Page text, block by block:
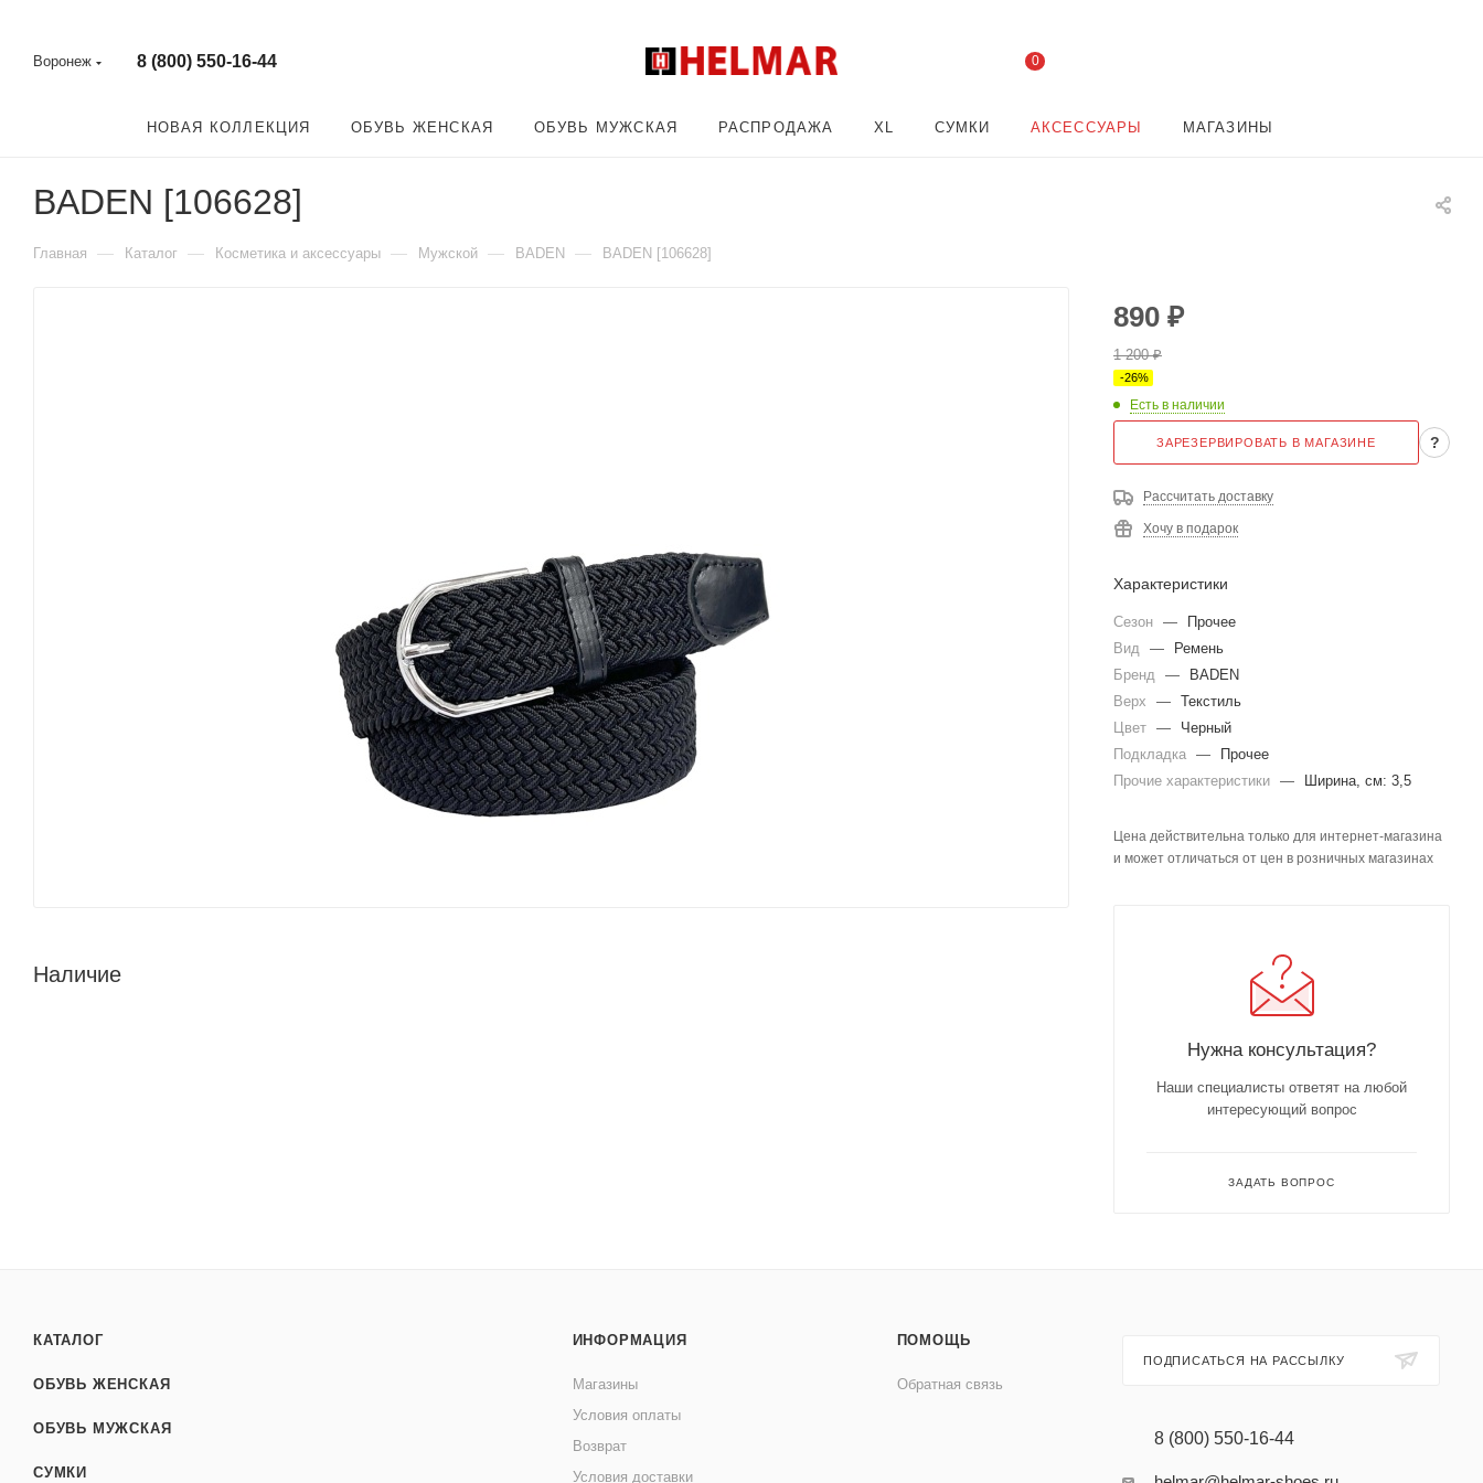
Воронеж 8 (800) 550-16-44 0
НОВАЯ КОЛЛЕКЦИЯ ОБУВЬ ЖЕНСКАЯ ОБУВЬ МУЖСКАЯ РАСПРОДАЖА XL СУМКИ АКСЕССУАРЫ МАГАЗИНЫ
BADEN [106628]
Главная — Каталог — Косметика и аксессуары — Мужской — BADEN — BADEN [106628]
Наличие
890 ₽
1 200₽
-26%
Есть в наличии
ЗАРЕЗЕРВИРОВАТЬ В МАГАЗИНЕ ?
Рассчитать доставку
Хочу в подарок
Характеристики
Сезон —
Прочее
Вид
—
Ремень
Бренд
—
BADEN
Верх
— Текстиль
Цвет —
Черный
Подкладка —
Прочее
Прочие характеристики — Ширина, см: 3,5
Цена действительна только для интернет-магазина
и может отличаться от цен в розничных магазинах
Нужна консультация?
Наши специалисты ответят на любой
интересующий вопрос
ЗАДАТЬ ВОПРОС
КАТАЛОГ
ОБУВЬ ЖЕНСКАЯ
ОБУВЬ МУЖСКАЯ
СУМКИ
ИНФОРМАЦИЯ
Магазины
Условия оплаты
Возврат
Условия доставки
ПОМОЩЬ
Обратная связь
ПОДПИСАТЬСЯ НА РАССЫЛКУ
8 (800) 550-16-44